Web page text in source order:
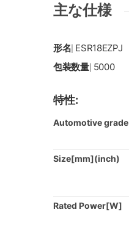
主な仕様
形名 ESR18EZPJ
包装数量| 5000
特性:
Automotive grade
Size[mm](inch)
Rated Power[W]